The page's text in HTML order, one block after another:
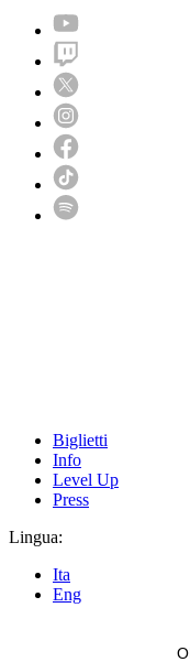
Biglietti
Info
Level Up
Press
Lingua:
Ita
Eng